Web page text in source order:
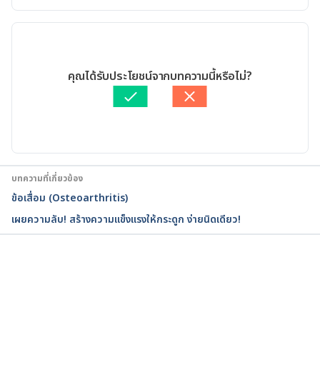
Diacerein.
https://www.tabletwise.com/medicine/diacerein.
Diacerein.
http://www.mims.com/singapore/drug/info/diacere
in?mtype=generic. Accessed April 5, 2018.
เขียนโดย พลอย วงษ์วิไล
ตรวจสอบข้อมูลทางการแพทย์โดยเภสัชกรอาชานนท์ สมศักดิ์
สิฏฐิณิศา รัชตวโรทัย
คุณได้รับประโยชน์จากบทความนี้หรือไม่?
บทความที่เกี่ยวข้อง
ข้อเสื่อม (Osteoarthritis)
เผยความลับ! สร้างความแข็งแรงให้กระดูก ง่ายนิดเดียว!